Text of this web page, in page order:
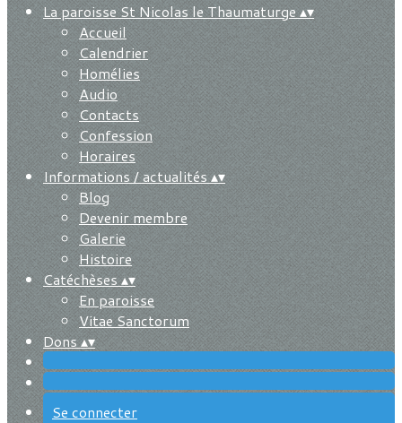
La paroisse St Nicolas le Thaumaturge▴▾
Accueil
Calendrier
Homélies
Audio
Contacts
Confession
Horaires
Informations / actualités▴▾
Blog
Devenir membre
Galerie
Histoire
Catéchèses▴▾
En paroisse
Vitae Sanctorum
Dons▴▾
Se connecter